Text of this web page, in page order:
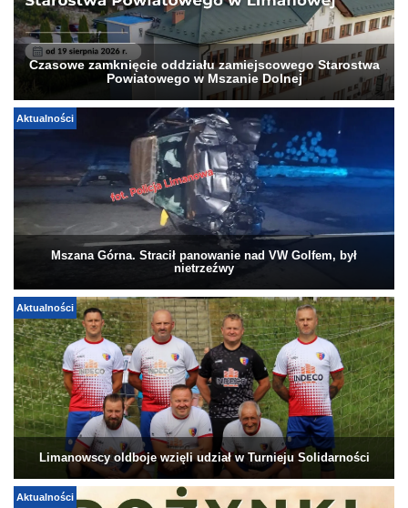
Czasowe zamknięcie oddziału zamiejscowego Starostwa
Powiatowego w Mszanie Dolnej
Aktualności
Mszana Górna. Stracił panowanie nad VW Golfem, był
nietrzeźwy
Aktualności
Limanowscy oldboje wzięli udział w Turnieju Solidarności
Aktualności